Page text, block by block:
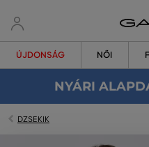
ÚJDONSÁG NŐI
NYÁRI
DZSEKIK